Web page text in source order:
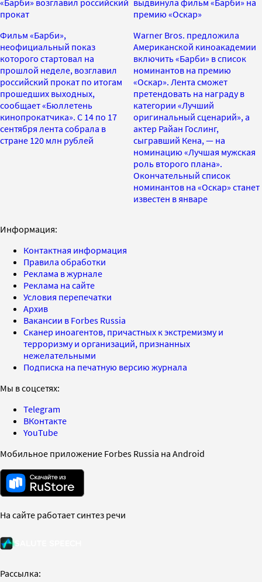
прокат
Фильм «Барби»,
неофициальный показ
которого стартовал на
прошлой неделе, возглавил
российский прокат по итогам
прошедших выходных,
сообщает «Бюллетень
кинопрокатчика». С 14 по 17
сентября лента собрала в
стране 120 млн рублей
премию «Оскар»
Warner Bros. предложила
Американской киноакадемии
включить «Барби» в список
номинантов на премию
«Оскар». Лента сможет
претендовать на награду в
категории «Лучший
оригинальный сценарий», а
актер Райан Гослинг,
сыгравший Кена, — на
номинацию «Лучшая мужская
роль второго плана».
Окончательный список
номинантов на «Оскар» станет
известен в январе
Информация:
Контактная информация
Правила обработки
Реклама в журнале
Реклама на сайте
Условия перепечатки
Архив
Вакансии в Forbes Russia
Сканер иноагентов, причастных к экстремизму и
терроризму и организаций, признанных
нежелательными
Подписка на печатную версию журнала
Мы в соцсетях:
Telegram
ВКонтакте
YouTube
Мобильное приложение Forbes Russia на Android
На сайте работает синтез речи
Рассылка: